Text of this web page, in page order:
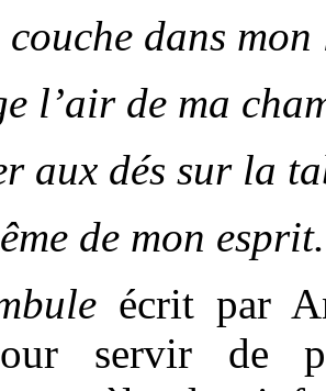
dans
l’air de ma
aux dés sur la
de mon esprit.
écrit par
servir de